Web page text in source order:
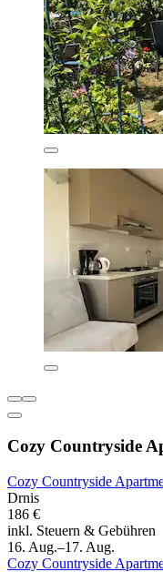
Cozy Countryside
Cozy Countryside
Drnis
186 €
inkl. Steuern & Gebühren
16. Aug.–17. Aug.
Cozy Countryside